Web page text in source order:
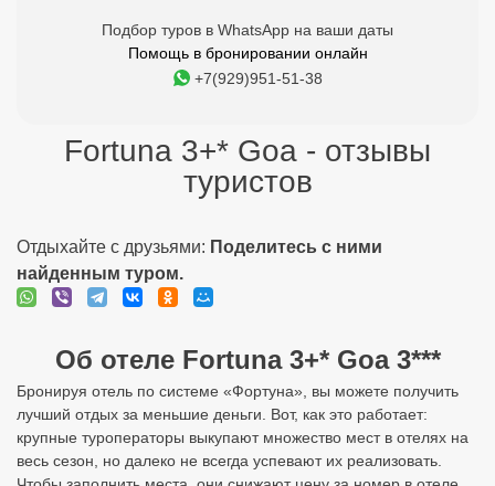
Подбор туров в WhatsApp на ваши даты
Помощь в бронировании онлайн
+7(929)951-51-38
Fortuna 3+* Goa - отзывы
туристов
Отдыхайте с друзьями: Поделитесь с ними
найденным туром.
Об отеле Fortuna 3+* Goa 3***
Бронируя отель по системе «Фортуна», вы можете получить
лучший отдых за меньшие деньги. Вот, как это работает:
крупные туроператоры выкупают множество мест в отелях на
весь сезон, но далеко не всегда успевают их реализовать.